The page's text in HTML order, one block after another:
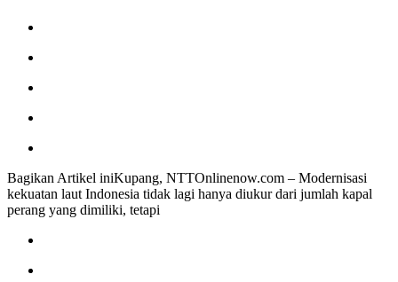
Bagikan Artikel iniKupang, NTTOnlinenow.com – Modernisasi
kekuatan laut Indonesia tidak lagi hanya diukur dari jumlah kapal
perang yang dimiliki, tetapi